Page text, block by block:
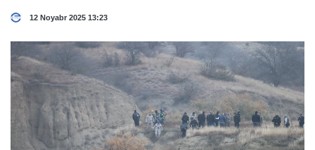
12 Noyabr 2025 13:23